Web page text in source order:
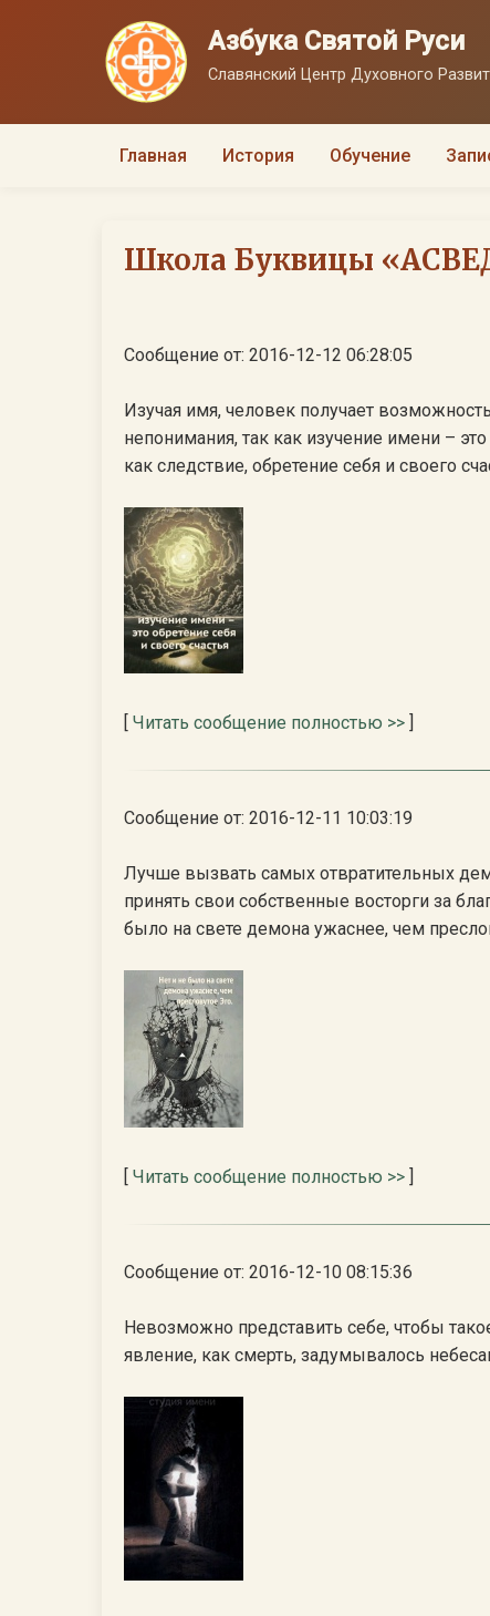
Азбука Святой Руси
Славянский Центр Духовного
Главная История Обучение
Школа Буквицы
Сообщение от: 2016-12-12 06:28:05
Изучая имя, человек получает
непонимания, так как изучение имени –
как следствие, обретение себя и своего
[ Читать сообщение полностью >> ]
Сообщение от: 2016-12-11 10:03:19
Лучше вызвать самых отвратительных
принять свои собственные восторги за
было на свете демона ужаснее, чем
[ Читать сообщение полностью >> ]
Сообщение от: 2016-12-10 08:15:36
Невозможно представить себе, чтобы
явление, как смерть, задумывалось